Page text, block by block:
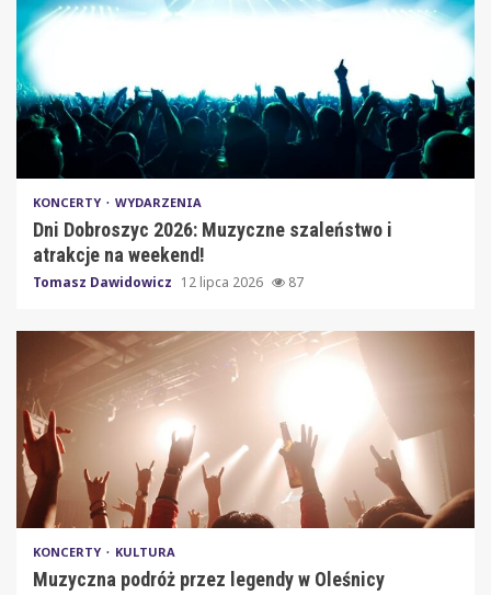
KONCERTY WYDARZENIA
Dni Dobroszyc 2026: Muzyczne szaleństwo i
atrakcje na weekend!
Tomasz Dawidowicz 12 lipca 2026 87
KONCERTY KULTURA
Muzyczna podróż przez legendy w Oleśnicy